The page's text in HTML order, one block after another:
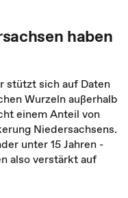
haben
stützt sich auf Daten
Wurzeln außerhalb
einem Anteil von
Niedersachsens.
unter 15 Jahren -
also verstärkt auf